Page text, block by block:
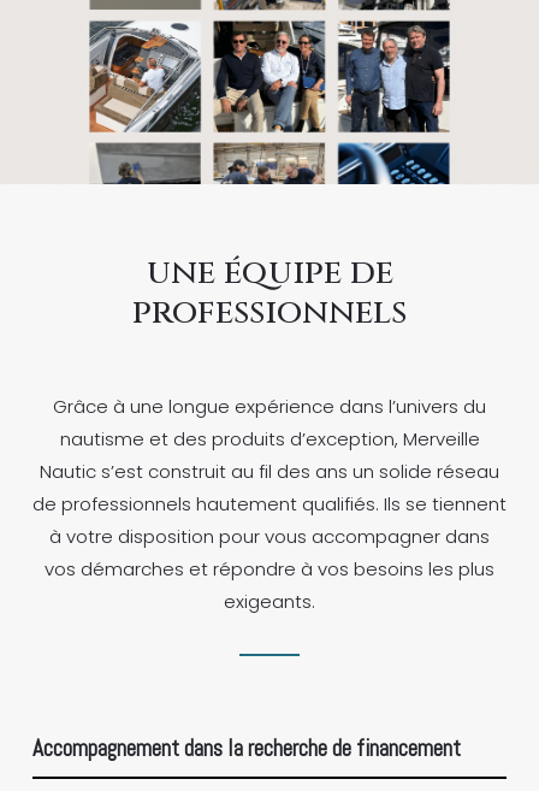
une équipe de
professionnels
Grâce à une longue expérience dans l’univers du
nautisme et des produits d’exception, Merveille
Nautic s’est construit au fil des ans un solide réseau
de professionnels hautement qualifiés. Ils se tiennent
à votre disposition pour vous accompagner dans
vos démarches et répondre à vos besoins les plus
exigeants.
Accompagnement dans la recherche de financement